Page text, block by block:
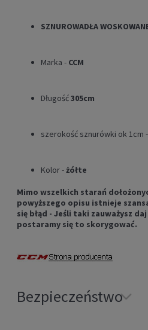
SZNUROWADŁA
Marka - CCM
Długość305cm
szerokość sznurówki ok 1cm -
Kolor -żółte
Mimo wszelkich starań
powyższego opisu istnieje
się błąd - Jeśli taki zauważysz
postaramy się to skorygować.
Bezpieczeństwo